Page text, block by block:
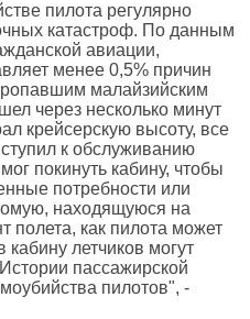
пилота регулярно
катастроф. По данным
авиации,
менее 0,5% причин
малайзийским
через несколько минут
крейсерскую высоту, все
к обслуживанию
покинуть кабину, чтобы
потребности или
находящуюся на
полета, как пилота может
кабину летчиков могут
пассажирской
пилотов", -